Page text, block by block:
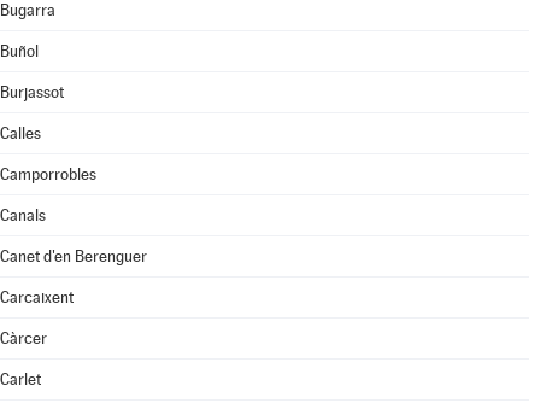
Bugarra
Buñol
Burjassot
Calles
Camporrobles
Canals
Canet d'en Berenguer
Carcaixent
Càrcer
Carlet